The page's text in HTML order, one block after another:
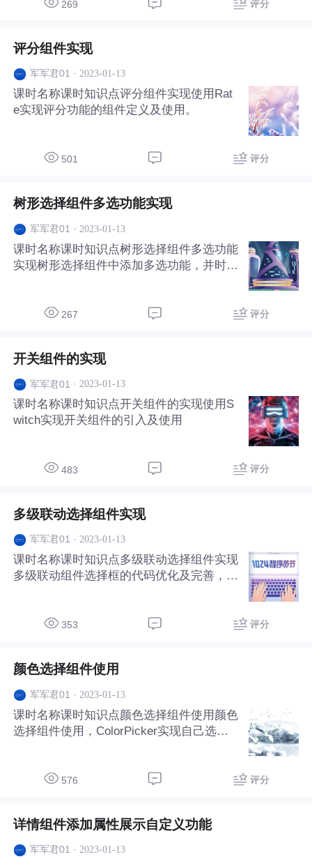
269 评分
评分组件实现
军军君01 · 2023-01-13
课时名称课时知识点评分组件实现使用Rat
e实现评分功能的组件定义及使用。
501 评分
树形选择组件多选功能实现
军军君01 · 2023-01-13
课时名称课时知识点树形选择组件多选功能
实现树形选择组件中添加多选功能，并时间
267 评分
开关组件的实现
军军君01 · 2023-01-13
课时名称课时知识点开关组件的实现使用S
witch实现开关组件的引入及使用
483 评分
多级联动选择组件实现
军军君01 · 2023-01-13
课时名称课时知识点多级联动选择组件实现
多级联动组件选择框的代码优化及完善，可
353 评分
颜色选择组件使用
军军君01 · 2023-01-13
课时名称课时知识点颜色选择组件使用颜色
选择组件使用，ColorPicker实现自己选择
576 评分
详情组件添加属性展示自定义功能
军军君01 · 2023-01-13